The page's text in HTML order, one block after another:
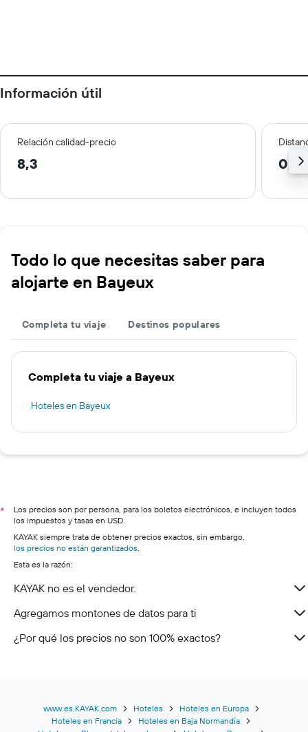
Información útil
Relación calidad-precio
8,3 0,4
Todo lo que necesitas saber para
alojarte en Bayeux
Completa tu viaje Destinos populares
Completa tu viaje a Bayeux
Hoteles en Bayeux
*
Los precios son por persona, para los boletos electrónicos, e incluyen todos
los impuestos y tasas en USD.
KAYAK siempre trata de obtener precios exactos, sin embargo,
los precios no están garantizados.
Esta es la razón:
KAYAK no es el vendedor.
Agregamos montones de datos para ti
¿Por qué los precios no son 100% exactos?
www.es.KAYAK.com Hoteles
Hoteles en Europa
Hoteles en Francia
Hoteles en Baja Normandía